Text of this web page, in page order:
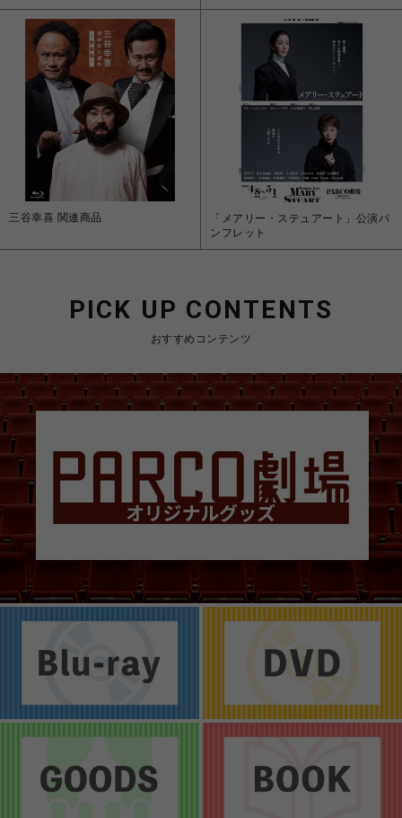
三谷幸喜 関連商品
「メアリー・ステュアート」公演パ
ンフレット
PICK UP CONTENTS
おすすめコンテンツ